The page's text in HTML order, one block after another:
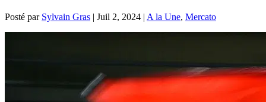
Posté par Sylvain Gras | Juil 2, 2024 | A la Une, Mercato